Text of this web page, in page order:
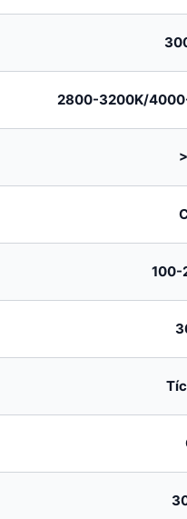
2800-3200K/
100-